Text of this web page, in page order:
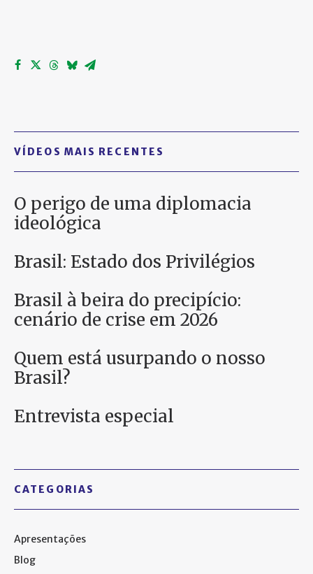
VÍDEOS MAIS RECENTES
O perigo de uma diplomacia
ideológica
Brasil: Estado dos Privilégios
Brasil à beira do precipício:
cenário de crise em 2026
Quem está usurpando o nosso
Brasil?
Entrevista especial
CATEGORIAS
Apresentações
Blog